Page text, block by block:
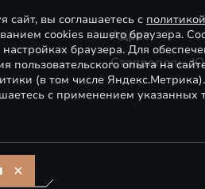
Адрес
Ставрополь,
сайт, вы соглашаетесь с
cookies вашего браузера.
браузера. Для
пользовательского опыта на
(в том числе
с применением указанных